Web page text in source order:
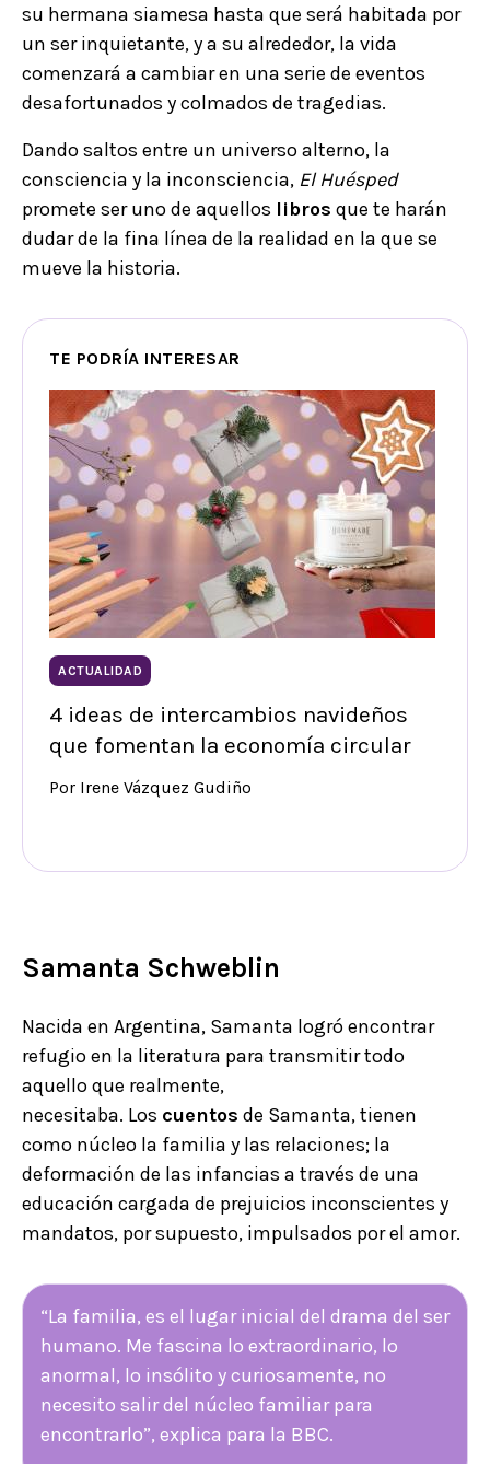
su hermana siamesa hasta que será habitada por
un ser inquietante, y a su alrededor, la vida
comenzará a cambiar en una serie de eventos
desafortunados y colmados de tragedias.
Dando saltos entre un universo alterno, la
consciencia y la inconsciencia, El Huésped
promete ser uno de aquellos libros que te harán
dudar de la fina línea de la realidad en la que se
mueve la historia.
TE PODRÍA INTERESAR
ACTUALIDAD
4 ideas de intercambios navideños
que fomentan la economía circular
Por Irene Vázquez Gudiño
Samanta Schweblin
Nacida en Argentina, Samanta logró encontrar
refugio en la literatura para transmitir todo
aquello que realmente,
necesitaba. Los cuentos de Samanta, tienen
como núcleo la familia y las relaciones; la
deformación de las infancias a través de una
educación cargada de prejuicios inconscientes y
mandatos, por supuesto, impulsados por el amor.
“La familia, es el lugar inicial del drama del ser
humano. Me fascina lo extraordinario, lo
anormal, lo insólito y curiosamente, no
necesito salir del núcleo familiar para
encontrarlo”, explica para la BBC.